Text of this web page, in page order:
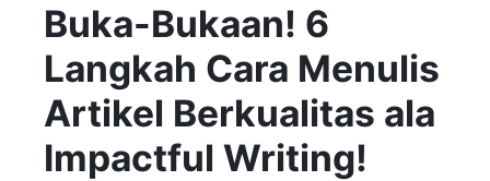
Buka-Bukaan! 6
Langkah Cara Menulis
Artikel Berkualitas ala
Impactful Writing!